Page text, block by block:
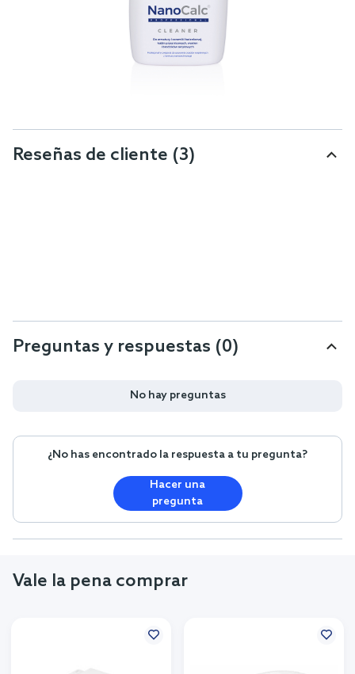
Reseñas de cliente (3)
Preguntas y respuestas (0)
No hay preguntas
¿No has encontrado la respuesta a tu pregunta?
Hacer una
pregunta
Vale la pena comprar